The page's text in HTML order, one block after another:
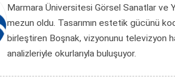
Marmara Üniversitesi Görsel Sanatlar ve
mezun oldu. Tasarımın estetik gücünü
birleştiren Boşnak, vizyonunu televizyon
analizleriyle okurlarıyla buluşuyor.